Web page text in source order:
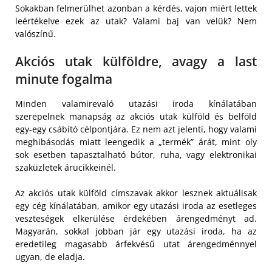
Sokakban felmerülhet azonban a kérdés, vajon miért lettek
leértékelve ezek az utak? Valami baj van velük? Nem
valószínű.
Akciós utak külföldre, avagy a last
minute fogalma
Minden valamirevaló utazási iroda kínálatában
szerepelnek manapság az akciós utak külföld és belföld
egy-egy csábító célpontjára. Ez nem azt jelenti, hogy valami
meghibásodás miatt leengedik a „termék” árát, mint oly
sok esetben tapasztalható bútor, ruha, vagy elektronikai
szaküzletek árucikkeinél.
Az akciós utak külföld címszavak akkor lesznek aktuálisak
egy cég kínálatában, amikor egy utazási iroda az esetleges
veszteségek elkerülése érdekében árengedményt ad.
Magyarán, sokkal jobban jár egy utazási iroda, ha az
eredetileg magasabb árfekvésű utat árengedménnyel
ugyan, de eladja.